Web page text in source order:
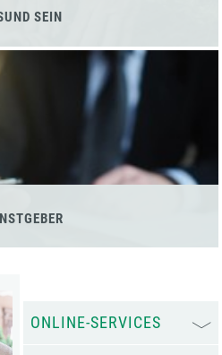
SEIN
ONLINE-SERVICES